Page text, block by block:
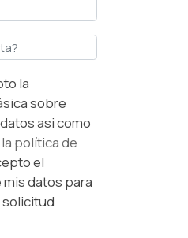
la
sobre
protección de datos asi como
la política de
el
datos para
solicitud